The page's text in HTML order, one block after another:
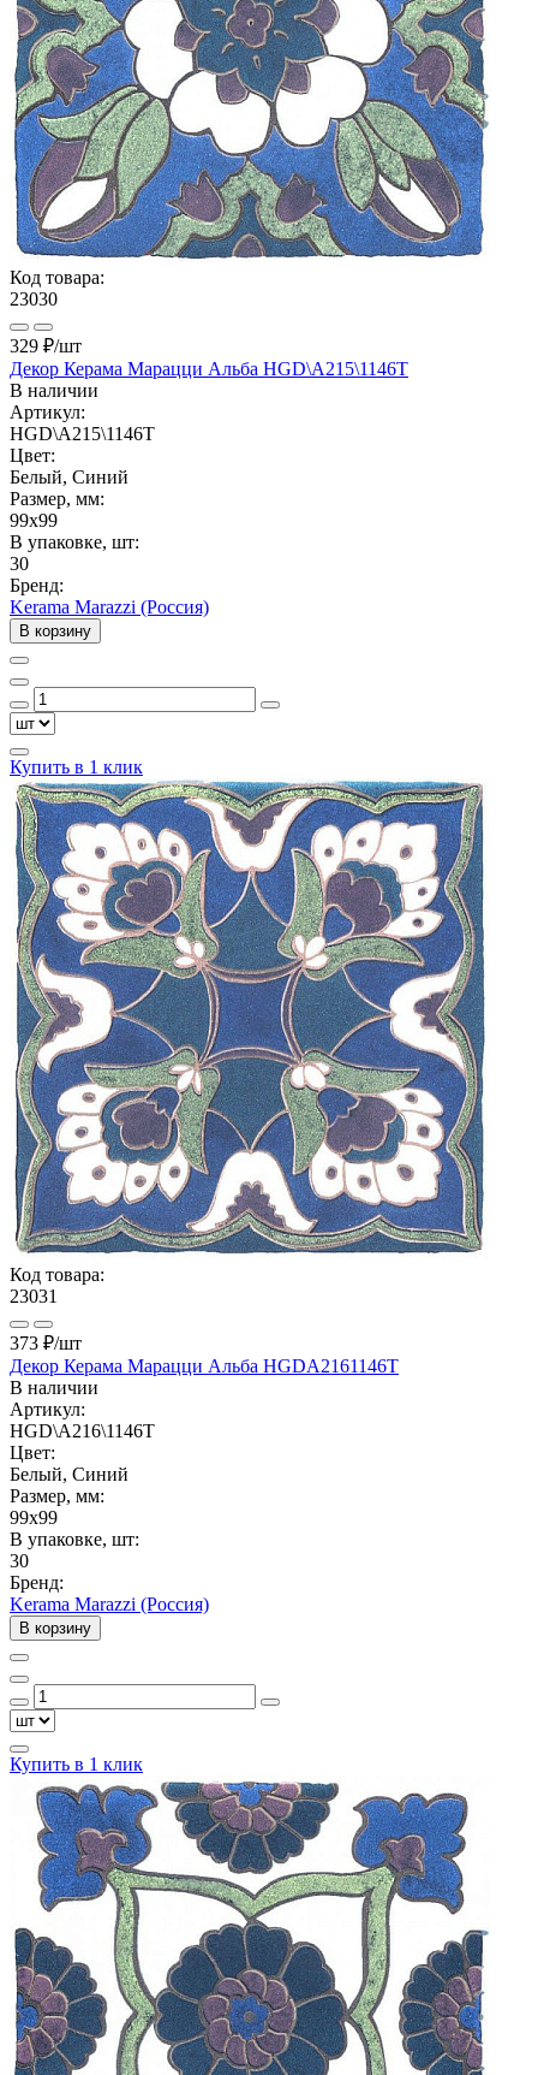
Код товара:
23030
329 ₽/шт
Декор Керама Марацци Альба HGD\A215\1146T
В наличии
Артикул:
HGD\A215\1146T
Цвет:
Белый, Синий
Размер, мм:
99x99
В упаковке, шт:
30
Бренд:
Kerama Marazzi (Россия)
В корзину
Купить в 1 клик
Код товара:
23031
373 ₽/шт
Декор Керама Марацци Альба HGDA2161146T
В наличии
Артикул:
HGD\A216\1146T
Цвет:
Белый, Синий
Размер, мм:
99x99
В упаковке, шт:
30
Бренд:
Kerama Marazzi (Россия)
В корзину
Купить в 1 клик